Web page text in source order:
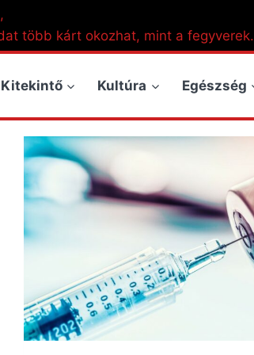
több kárt okozhat, mint a fegyverek.
Kitekintő Kultúra Egészség